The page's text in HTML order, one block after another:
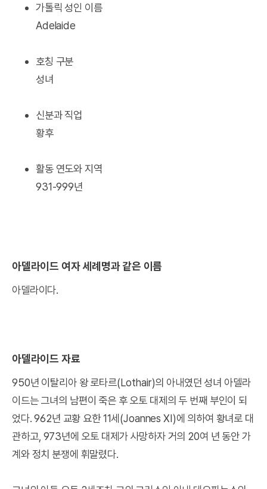
가톨릭 성인 이름
Adelaide
호칭 구분
성녀
신분과 직업
황후
활동 연도와 지역
931-999년
아델라이드 여자 세례명과 같은 이름
아델라이다.
아델라이드 자료
950년 이탈리아 왕 로타르(Lothair)의 아내였던 성녀 아델라
이드는 그녀의 남편이 죽은 후 오토 대제의 두 번째 부인이 되
었다. 962년 교황 요한 11세(Joannes XI)에 의하여 황녀로 대
관하고, 973년에 오토 대제가 사망하자 거의 20여 년 동안 가
계와 정치 분쟁에 휘말렸다.